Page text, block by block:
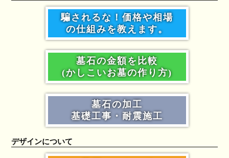
騙されるな！価格や相場
の仕組みを教えます。
墓石の金額を比較
(かしこいお墓の作り方)
墓石の加工
基礎工事・耐震施工
デザインについて